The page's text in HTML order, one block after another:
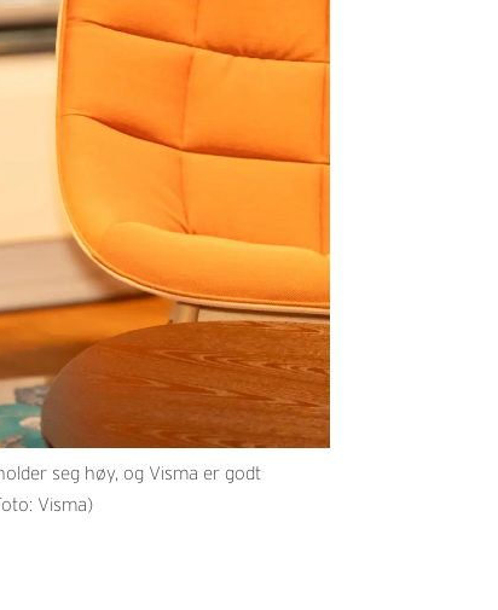
seg høy, og Visma er godt
Visma)